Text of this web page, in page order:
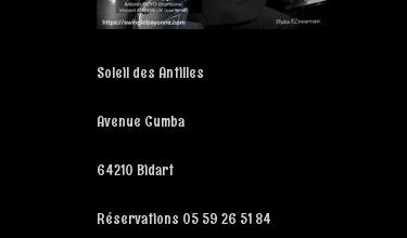
Soleil des Antilles
Avenue Cumba
64210 Bidart
Réservations 05 59 26 51 84